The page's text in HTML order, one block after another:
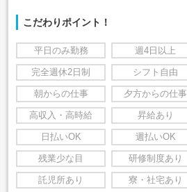
こだわりポイント！
平日のみ勤務 週4日以上
完全週休2日制 シフト自由
朝からの仕事 夕方からの仕事
高収入・高時給 昇給あり
日払いOK 週払いOK
残業少な目 研修制度あり
託児所あり 寮・社宅あり